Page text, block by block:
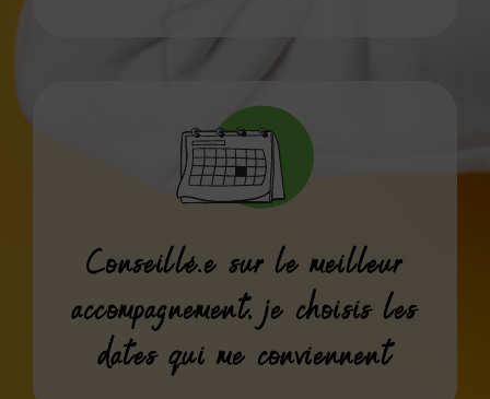
Conseillé.e sur le meilleur
accompagnement, je choisis les
dates qui me conviennent